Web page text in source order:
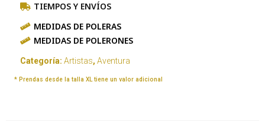
TIEMPOS Y ENVÍOS
MEDIDAS DE POLERAS
MEDIDAS DE POLERONES
Categoría: Artistas, Aventura
* Prendas desde la talla XL tiene un valor adicional